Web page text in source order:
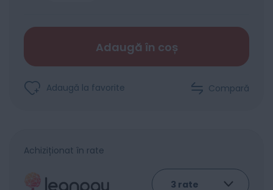
Adaugă în coș
Adaugă la favorite Compară
Achiziționat în rate